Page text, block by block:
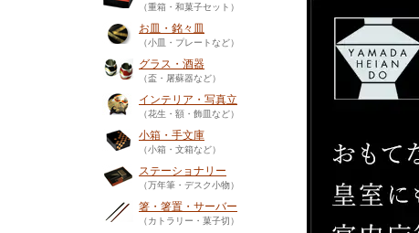
（重箱・和菓子セット）
お皿・銘々皿
（小皿・プレートなど）
グラス・酒器
（盃・屠蘇器など）
インテリア・写真立
（花生・額・飾皿など）
小箱・手文庫
（小箱・文箱など）
ステーショナリー
（万年筆・デスク小物）
箸・箸置・サーバー
（カトラリー・菓子切）